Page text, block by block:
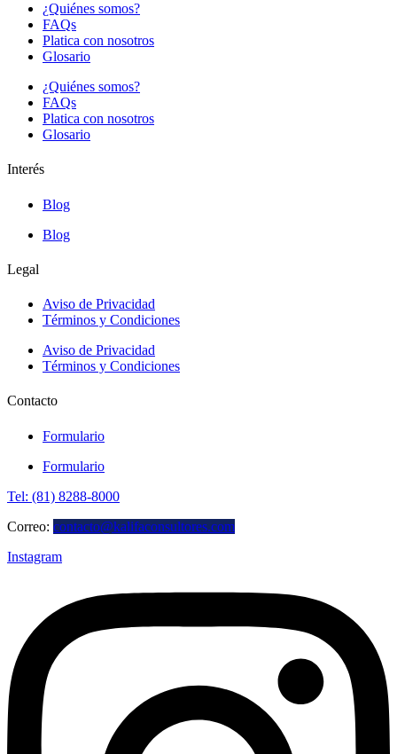
¿Quiénes somos?
FAQs
Platica con nosotros
Glosario
¿Quiénes somos?
FAQs
Platica con nosotros
Glosario
Interés
Blog
Blog
Legal
Aviso de Privacidad
Términos y Condiciones
Aviso de Privacidad
Términos y Condiciones
Contacto
Formulario
Formulario
Tel: (81) 8288-8000
Correo: contacto@kalifaconsultores.com
Instagram